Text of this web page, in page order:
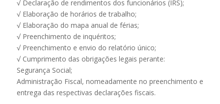
√ Declaração de rendimentos dos funcionários (IRS);
√ Elaboração de horários de trabalho;
√ Elaboração do mapa anual de férias;
√ Preenchimento de inquéritos;
√ Preenchimento e envio do relatório único;
√ Cumprimento das obrigações legais perante:
Segurança Social;
Administração Fiscal, nomeadamente no preenchimento e
entrega das respectivas declarações fiscais.